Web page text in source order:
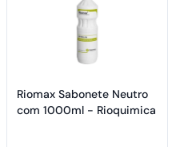
Riomax Sabonete Neutro
com 1000ml - Rioquimica